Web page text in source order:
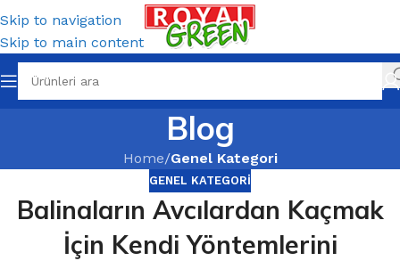
Skip to navigation
Skip to main content
Blog
Home/Genel Kategori
GENEL KATEGORI
Balinaların Avcılardan Kaçmak
İçin Kendi Yöntemlerini